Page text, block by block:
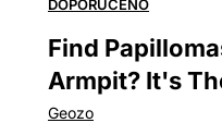
Find
Armpit? It's